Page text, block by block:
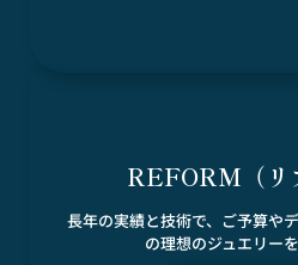
REFORM（リ
長年の実績と技術で、ご予算や
の理想のジュエリー